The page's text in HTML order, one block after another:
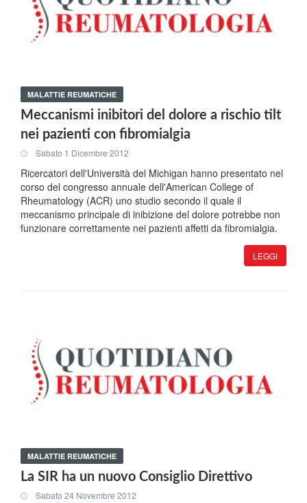
MALATTIE REUMATICHE
Meccanismi inibitori del dolore a rischio tilt
nei pazienti con fibromialgia
Sabato 1 Dicembre 2012
Ricercatori dell'Università del Michigan hanno presentato nel
corso del congresso annuale dell'American College of
Rheumatology (ACR) uno studio secondo il quale il
meccanismo principale di inibizione del dolore potrebbe non
funzionare correttamente nei pazienti affetti da fibromialgia.
LEGGI
MALATTIE REUMATICHE
La SIR ha un nuovo Consiglio Direttivo
Sabato 24 Novembre 2012